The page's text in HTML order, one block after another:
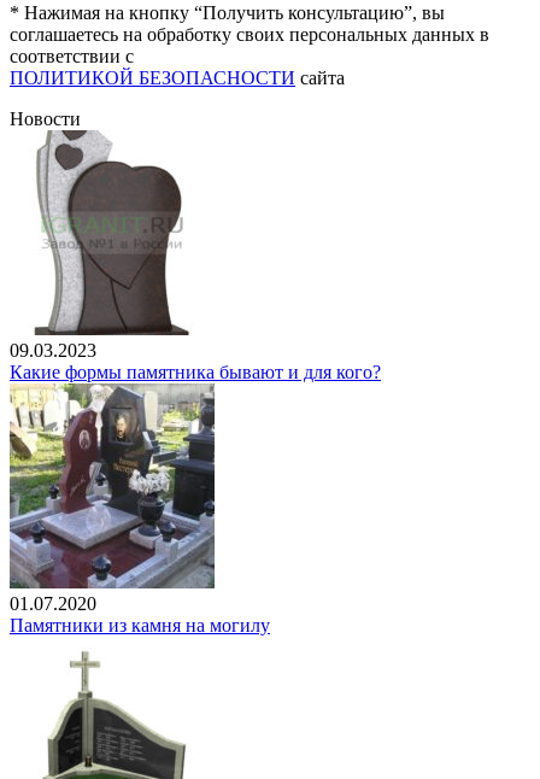
* Нажимая на кнопку “Получить консультацию”, вы
соглашаетесь на обработку своих персональных данных в
соответствии с
ПОЛИТИКОЙ БЕЗОПАСНОСТИ сайта
Новости
09.03.2023
Какие формы памятника бывают и для кого?
01.07.2020
Памятники из камня на могилу